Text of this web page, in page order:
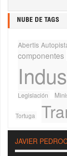
NUBE DE TAGS
Abertis
componentes
Legislación
Tortuga
JAVIER